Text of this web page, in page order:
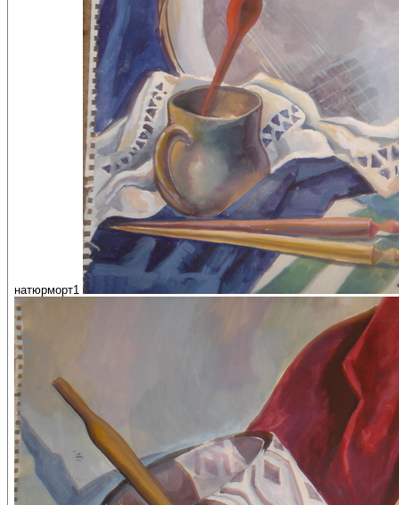
натюрморт1